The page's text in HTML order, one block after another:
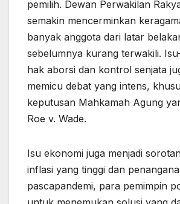
pemilih. Dewan Perwakilan
semakin mencerminkan
banyak anggota dari latar
sebelumnya kurang terwakili.
hak aborsi dan kontrol senjata
memicu debat yang intens,
keputusan Mahkamah Agung
Roe v. Wade.
Isu ekonomi juga menjadi
inflasi yang tinggi dan
pascapandemi, para pemimpin